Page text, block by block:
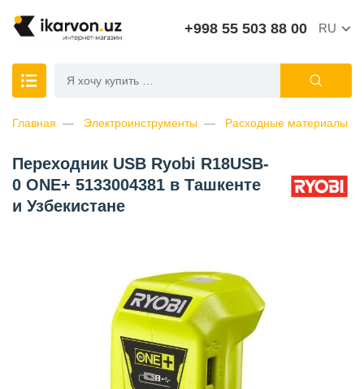
+998 55 503 88 00 RU
Главная Электроинструменты Расходные материалы к
Переходник USB Ryobi R18USB-
0 ONE+ 5133004381 в Ташкенте
и Узбекистане